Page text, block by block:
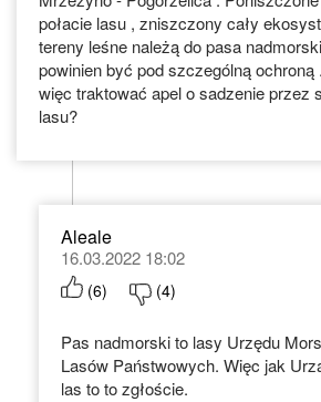
połacie lasu , zniszczony cały
tereny leśne należą do pasa
powinien być pod szczególną ochroną
więc traktować apel o sadzenie przez
lasu?
Aleale
16.03.2022 18:02
(6) (4)
Pas nadmorski to lasy Urzędu
Lasów Państwowych. Więc jak
las to to zgłoście.